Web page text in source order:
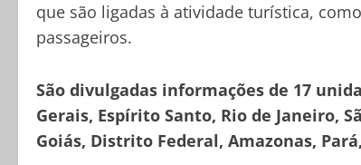
que são ligadas à atividade turística,
passageiros.
São divulgadas informações de 17
Gerais, Espírito Santo, Rio de Janeiro,
Goiás, Distrito Federal, Amazonas,